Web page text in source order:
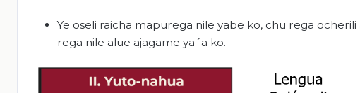
Ye oseli raicha mapurega nile yabe ko, chu rega
rega nile alue ajagame ya´a ko.